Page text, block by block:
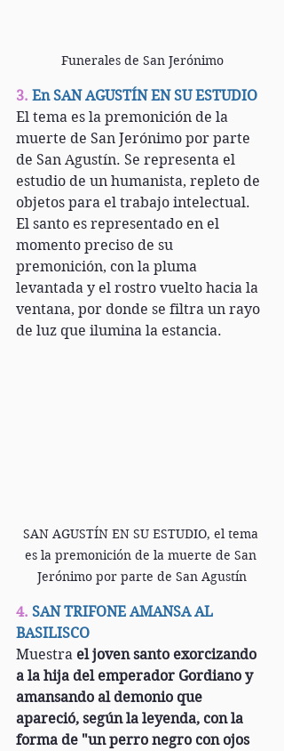
Funerales de San Jerónimo
3. En SAN AGUSTÍN EN SU ESTUDIO
El tema es la premonición de la
muerte de San Jerónimo por parte
de San Agustín. Se representa el
estudio de un humanista, repleto de
objetos para el trabajo intelectual.
El santo es representado en el
momento preciso de su
premonición, con la pluma
levantada y el rostro vuelto hacia la
ventana, por donde se filtra un rayo
de luz que ilumina la estancia.
SAN AGUSTÍN EN SU ESTUDIO, el tema
es la premonición de la muerte de San
Jerónimo por parte de San Agustín
4. SAN TRIFONE AMANSA AL
BASILISCO
Muestra el joven santo exorcizando
a la hija del emperador Gordiano y
amansando al demonio que
apareció, según la leyenda, con la
forma de "un perro negro con ojos